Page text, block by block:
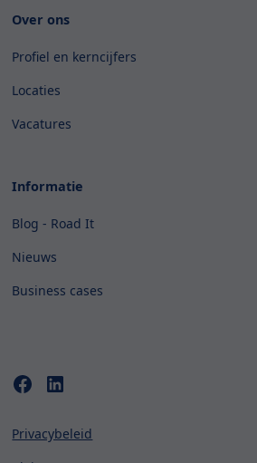
Over ons
Profiel en kerncijfers
Locaties
Vacatures
Informatie
Blog - Road It
Nieuws
Business cases
Privacybeleid